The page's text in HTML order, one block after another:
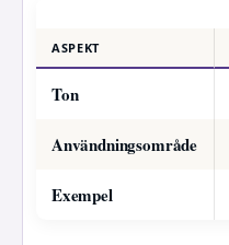
ASPEKT
Ton
Användningsområde
Exempel